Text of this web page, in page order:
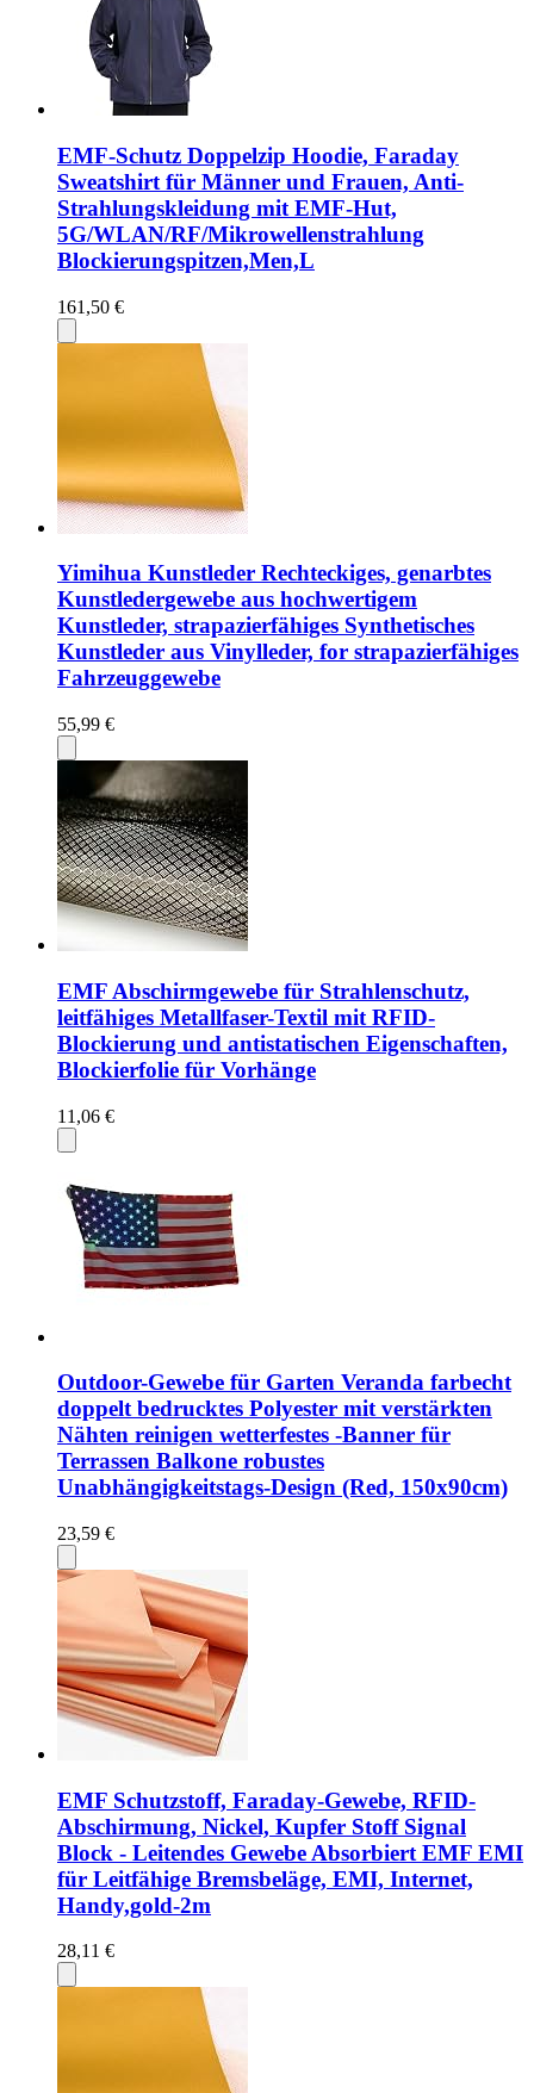
EMF-Schutz Doppelzip Hoodie, Faraday
Sweatshirt für Männer und Frauen, Anti-
Strahlungskleidung mit EMF-Hut,
5G/WLAN/RF/Mikrowellenstrahlung
Blockierungspitzen,Men,L
161,50 €
Yimihua Kunstleder Rechteckiges, genarbtes
Kunstledergewebe aus hochwertigem
Kunstleder, strapazierfähiges Synthetisches
Kunstleder aus Vinylleder, for strapazierfähiges
Fahrzeuggewebe
55,99 €
EMF Abschirmgewebe für Strahlenschutz,
leitfähiges Metallfaser-Textil mit RFID-
Blockierung und antistatischen Eigenschaften,
Blockierfolie für Vorhänge
11,06 €
Outdoor-Gewebe für Garten Veranda farbecht
doppelt bedrucktes Polyester mit verstärkten
Nähten reinigen wetterfestes -Banner für
Terrassen Balkone robustes
Unabhängigkeitstags-Design (Red, 150x90cm)
23,59 €
EMF Schutzstoff, Faraday-Gewebe, RFID-
Abschirmung, Nickel, Kupfer Stoff Signal
Block - Leitendes Gewebe Absorbiert EMF EMI
für Leitfähige Bremsbeläge, EMI, Internet,
Handy,gold-2m
28,11 €